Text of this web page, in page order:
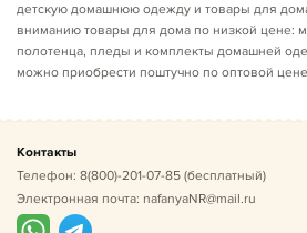
детскую домашнюю одежду и товары для
вниманию товары для дома по низкой цене:
полотенца, пледы и комплекты домашней
можно приобрести поштучно по оптовой
Контакты
Телефон: 8(800)-201-07-85 (бесплатный)
Электронная почта: nafanyaNR@mail.ru